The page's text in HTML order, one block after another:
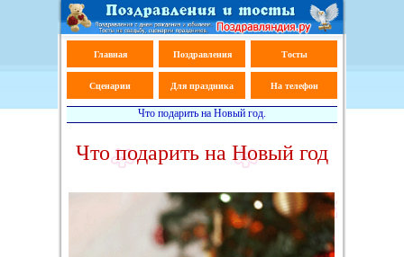
Главная Поздравления Тосты
Сценарии Для праздника На телефон
Что подарить на Новый год.
Что подарить на Новый год